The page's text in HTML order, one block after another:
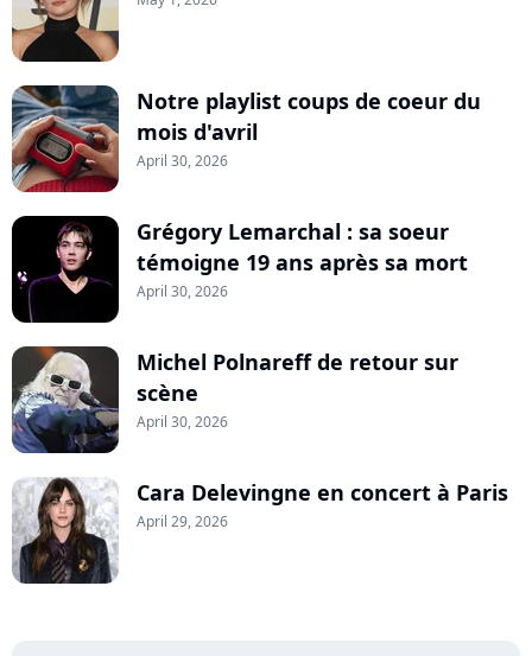
Notre playlist coups de coeur du
mois d'avril
April 30, 2026
Grégory Lemarchal : sa soeur
témoigne 19 ans après sa mort
April 30, 2026
Michel Polnareff de retour sur
scène
April 30, 2026
Cara Delevingne en concert à Paris
April 29, 2026